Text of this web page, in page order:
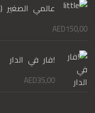
عالمي الصغير (صندوق
AED150,00
!فار في الدار
AED35,00